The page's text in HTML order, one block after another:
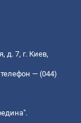
д. 7, г. Киев,
телефон — (044)